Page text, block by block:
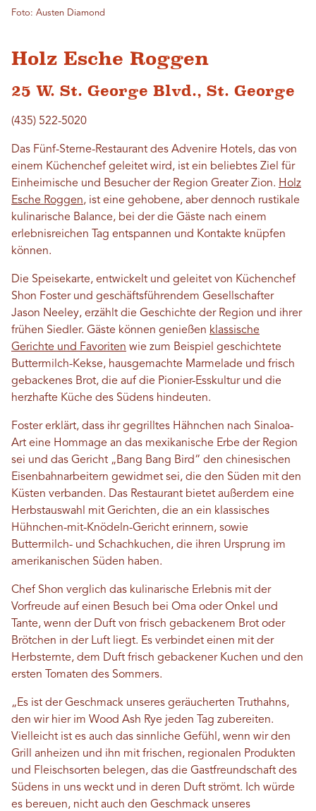
Foto: Austen Diamond
Holz Esche Roggen
25 W. St. George Blvd., St. George
(435) 522-5020
Das Fünf-Sterne-Restaurant des Advenire Hotels, das von
einem Küchenchef geleitet wird, ist ein beliebtes Ziel für
Einheimische und Besucher der Region Greater Zion. Holz
Esche Roggen, ist eine gehobene, aber dennoch rustikale
kulinarische Balance, bei der die Gäste nach einem
erlebnisreichen Tag entspannen und Kontakte knüpfen
können.
Die Speisekarte, entwickelt und geleitet von Küchenchef
Shon Foster und geschäftsführendem Gesellschafter
Jason Neeley, erzählt die Geschichte der Region und ihrer
frühen Siedler. Gäste können genießen klassische
Gerichte und Favoriten wie zum Beispiel geschichtete
Buttermilch-Kekse, hausgemachte Marmelade und frisch
gebackenes Brot, die auf die Pionier-Esskultur und die
herzhafte Küche des Südens hindeuten.
Foster erklärt, dass ihr gegrilltes Hähnchen nach Sinaloa-
Art eine Hommage an das mexikanische Erbe der Region
sei und das Gericht „Bang Bang Bird“ den chinesischen
Eisenbahnarbeitern gewidmet sei, die den Süden mit den
Küsten verbanden. Das Restaurant bietet außerdem eine
Herbstauswahl mit Gerichten, die an ein klassisches
Hühnchen-mit-Knödeln-Gericht erinnern, sowie
Buttermilch- und Schachkuchen, die ihren Ursprung im
amerikanischen Süden haben.
Chef Shon verglich das kulinarische Erlebnis mit der
Vorfreude auf einen Besuch bei Oma oder Onkel und
Tante, wenn der Duft von frisch gebackenem Brot oder
Brötchen in der Luft liegt. Es verbindet einen mit der
Herbsternte, dem Duft frisch gebackener Kuchen und den
ersten Tomaten des Sommers.
„Es ist der Geschmack unseres geräucherten Truthahns,
den wir hier im Wood Ash Rye jeden Tag zubereiten.
Vielleicht ist es auch das sinnliche Gefühl, wenn wir den
Grill anheizen und ihn mit frischen, regionalen Produkten
und Fleischsorten belegen, das die Gastfreundschaft des
Südens in uns weckt und in deren Duft strömt. Ich würde
es bereuen, nicht auch den Geschmack unseres